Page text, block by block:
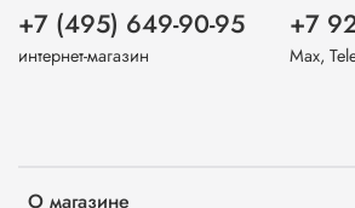
О магазине
+7 (495) 649-90-95
интернет-магазин
+7
Max,